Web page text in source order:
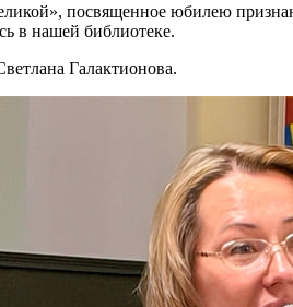
посвященное юбилею
в нашей библиотеке.
Галактионова.